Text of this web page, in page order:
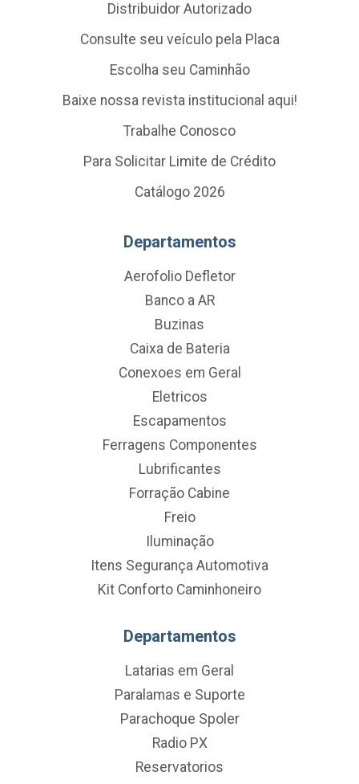
Distribuidor Autorizado
Consulte seu veículo pela Placa
Escolha seu Caminhão
Baixe nossa revista institucional aqui!
Trabalhe Conosco
Para Solicitar Limite de Crédito
Catálogo 2026
Departamentos
Aerofolio Defletor
Banco a AR
Buzinas
Caixa de Bateria
Conexoes em Geral
Eletricos
Escapamentos
Ferragens Componentes
Lubrificantes
Forração Cabine
Freio
Iluminação
Itens Segurança Automotiva
Kit Conforto Caminhoneiro
Departamentos
Latarias em Geral
Paralamas e Suporte
Parachoque Spoler
Radio PX
Reservatorios